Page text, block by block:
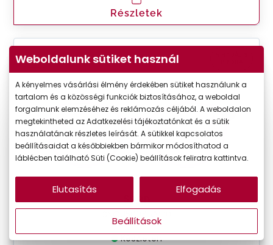
Részletek
-50%
Seen
SNOU5006 VV00
Készleten
Weboldalunk sütiket használ
A kényelmes vásárlási élmény érdekében sütiket használunk a
tartalom és a közösségi funkciók biztosításához, a weboldal
forgalmunk elemzéséhez és reklámozás céljából. A weboldalon
megtekintheted az Adatkezelési tájékoztatónkat és a sütik
használatának részletes leírását. A sütikkel kapcsolatos
beállításaidat a későbbiekben bármikor módosíthatod a
láblécben található Süti (Cookie) beállítások feliratra kattintva.
Beállítások
Elutasítás Elfogadás